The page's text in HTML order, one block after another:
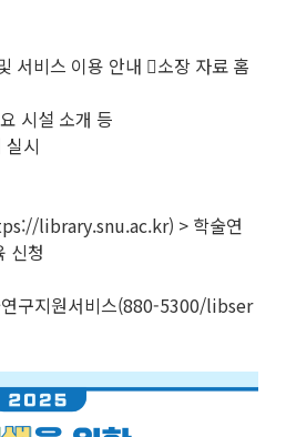
서비스 이용 안내 󰋯소장 자료 홈
시설 소개 등
시
library.snu.ac.kr) > 학술연
신청
연구지원서비스(880-5300/libser